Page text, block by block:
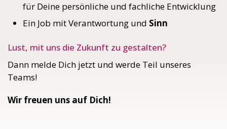
für Deine persönliche und fachliche Entwicklung
Ein Job mit Verantwortung und Sinn
Lust, mit uns die Zukunft zu gestalten?
Dann melde Dich jetzt und werde Teil unseres
Teams!
Wir freuen uns auf Dich!